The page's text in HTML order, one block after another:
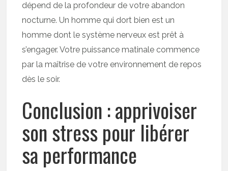
dépend de la profondeur de votre abandon
nocturne. Un homme qui dort bien est un
homme dont le système nerveux est prêt à
s’engager. Votre puissance matinale commence
par la maîtrise de votre environnement de repos
dès le soir.
Conclusion : apprivoiser
son stress pour libérer
sa performance